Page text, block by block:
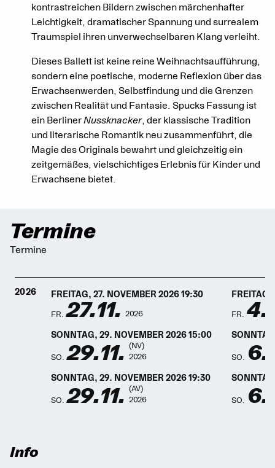
kontrastreichen Bildern zwischen märchenhafter
Leichtigkeit, dramatischer Spannung und surrealem
Traumspiel ihren unverwechselbaren Klang verleiht.
Dieses Ballett ist keine reine Weihnachtsaufführung,
sondern eine poetische, moderne Reflexion über das
Erwachsenwerden, Selbstfindung und die Grenzen
zwischen Realität und Fantasie. Spucks Fassung ist
ein BerlinerNussknacker, der klassische Tradition
und literarische Romantik neu zusammenführt, die
Magie des Originals bewahrt und gleichzeitig ein
zeitgemäßes, vielschichtiges Erlebnis für Kinder und
Erwachsene bietet.
Termine
Termine
2026 FREITAG, 27. NOVEMBER 2026 19:30
FR. 27.11. 2026
SONNTAG, 29. NOVEMBER 2026 15:00
SO. 29.11. 2026
(NV)
SONNTAG, 29. NOVEMBER 2026 19:30
SO. 29.11. 2026
(AV)
FR.
SO.
SO.
Info